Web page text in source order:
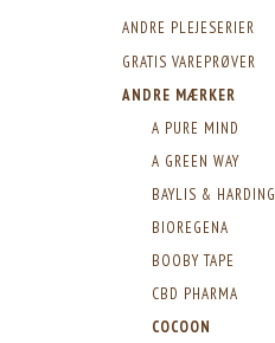
ANDRE PLEJESERIER
GRATIS VAREPRØVER
ANDRE MÆRKER
A PURE MIND
A GREEN WAY
BAYLIS & HARDING
BIOREGENA
BOOBY TAPE
CBD PHARMA
COCOON